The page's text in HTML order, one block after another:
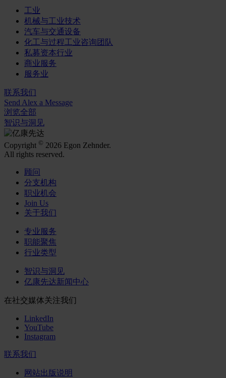
工业
机械与工业技术
汽车与交通设备
化工与过程工业咨询团队
私募资本行业
商业服务
服务业
联系我们
Send Alex a Message
浏览全部
智识与洞见
Copyright © 2026 Egon Zehnder.
All rights reserved.
顾问
分支机构
职业机会
Join Us
关于我们
专业服务
职能聚焦
行业类型
智识与洞见
亿康先达新闻中心
在社交媒体关注我们
LinkedIn
YouTube
Instagram
联系我们
网站出版说明